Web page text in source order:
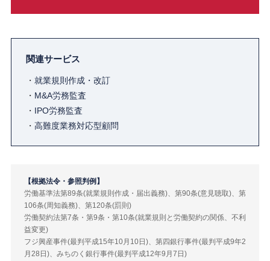
関連サービス
・ 就業規則作成・改訂
・ M&A労務監査
・ IPO労務監査
・ 高難度業務対応型顧問
【根拠法令・参照判例】
労働基準法第89条(就業規則作成・届出義務)、第90条(意見聴取)、第
106条(周知義務)、第120条(罰則)
労働契約法第7条・第9条・第10条(就業規則と労働契約の関係、不利
益変更)
フジ興産事件(最判平成15年10月10日)、第四銀行事件(最判平成9年2
月28日)、みちのく銀行事件(最判平成12年9月7日)